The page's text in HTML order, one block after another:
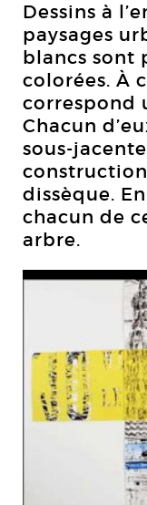
Dessins à
paysages
blancs sont
colorées. À
correspond
Chacun
sous-
dissèque.
chacun de
arbre.